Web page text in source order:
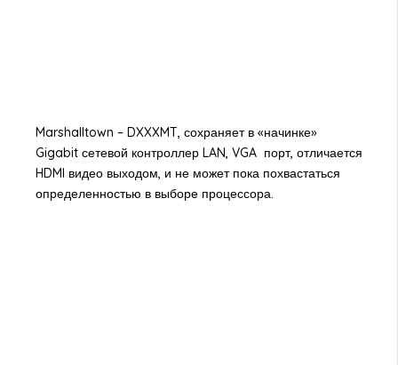
Marshalltown – DXXXMT, сохраняет в «начинке»
Gigabit сетевой контроллер LAN, VGA порт, отличается
HDMI видео выходом, и не может пока похвастаться
определенностью в выборе процессора.